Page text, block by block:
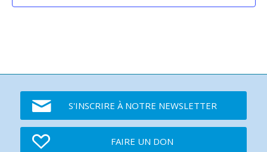
S'INSCRIRE À NOTRE NEWSLETTER
FAIRE UN DON